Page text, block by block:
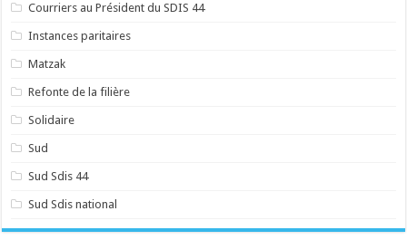
Courriers au Président du SDIS 44
Instances paritaires
Matzak
Refonte de la filière
Solidaire
Sud
Sud Sdis 44
Sud Sdis national